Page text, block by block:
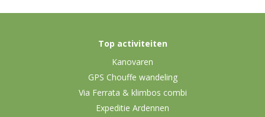
Top activiteiten
Kanovaren
GPS Chouffe wandeling
Via Ferrata & klimbos combi
Expeditie Ardennen